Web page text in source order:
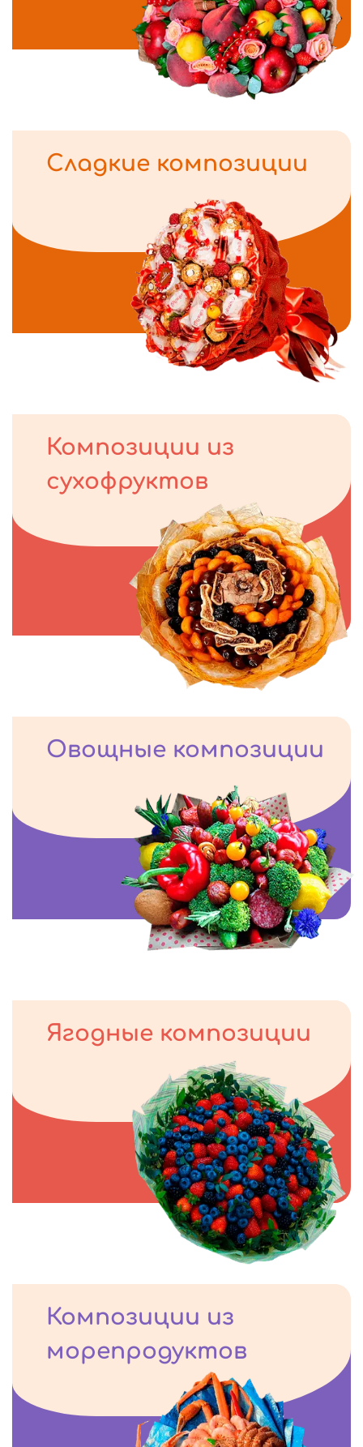
Сладкие композиции
Композиции из
сухофруктов
Овощные композиции
Ягодные композиции
Композиции из
морепродуктов